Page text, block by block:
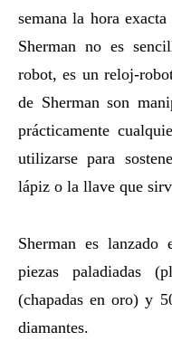
semana la hora
Sherman no es
robot, es un reloj-
de Sherman son
prácticamente
utilizarse para
lápiz o la llave que
Sherman es lanzado
piezas paladiadas
(chapadas en oro) y
diamantes.